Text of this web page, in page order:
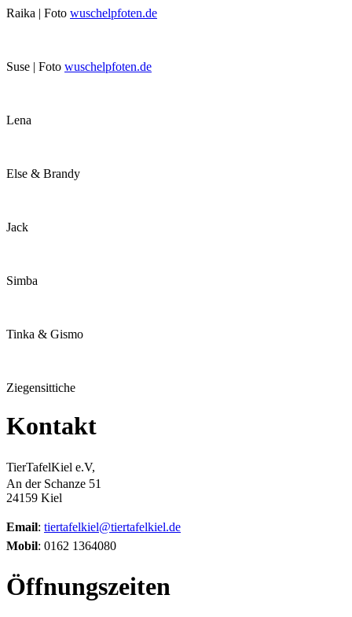
Raika | Foto wuschelpfoten.de
Suse | Foto wuschelpfoten.de
Lena
Else & Brandy
Jack
Simba
Tinka & Gismo
Ziegensittiche
Kontakt
TierTafelKiel e.V,
An der Schanze 51
24159 Kiel
Email: tiertafelkiel@tiertafelkiel.de
Mobil: 0162 1364080
Öffnungszeiten